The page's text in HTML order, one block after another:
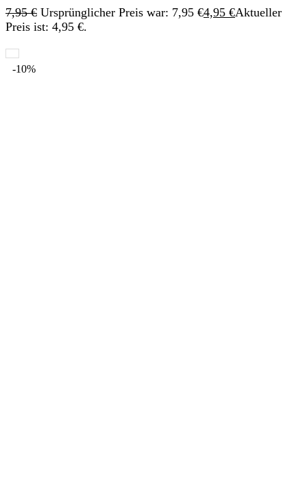
7,95€ Ursprünglicher Preis war: 7,95 €4,95 €Aktueller
Preis ist: 4,95 €.
-10%